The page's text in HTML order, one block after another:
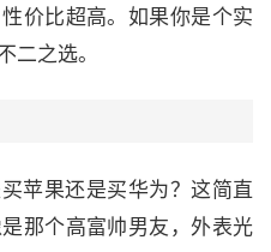
价比超高。如果你是个实
二之选。
苹果还是买华为？这简直
那个高富帅男友，外表光